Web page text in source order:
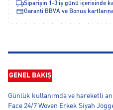
Siparişin 1-3 iş günü içerisinde
Garanti BBVA ve Bonus
GENEL BAKIŞ
Günlük kullanımda ve hareketli
Face 24/7 Woven Erkek Siyah